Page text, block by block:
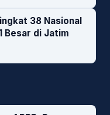
38 Nasional
Besar di Jatim